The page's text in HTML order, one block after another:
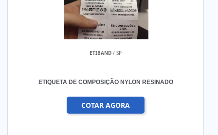
ETIBAND / SP
ETIQUETA DE COMPOSIÇÃO NYLON RESINADO
COTAR AGORA